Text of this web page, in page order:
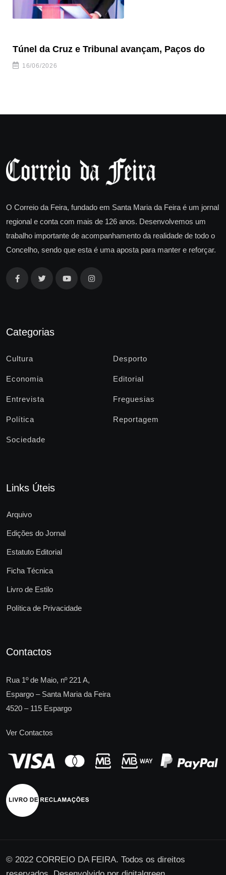
Túnel da Cruz e Tribunal avançam, Paços do
16/06/2026
O Correio da Feira, fundado em Santa Maria da Feira é um jornal
regional e conta com mais de 126 anos. Desenvolvemos um
trabalho importante de acompanhamento da realidade de todo o
Concelho, sendo que esta é uma aposta para manter e reforçar.
Categorias
Cultura Desporto
Economia Editorial
Entrevista Freguesias
Política Reportagem
Sociedade
Links Úteis
Arquivo
Edições do Jornal
Estatuto Editorial
Ficha Técnica
Livro de Estilo
Política de Privacidade
Contactos
Rua 1º de Maio, nº 221 A,
Espargo – Santa Maria da Feira
4520 – 115 Espargo
Ver Contactos
© 2022 CORREIO DA FEIRA. Todos os direitos